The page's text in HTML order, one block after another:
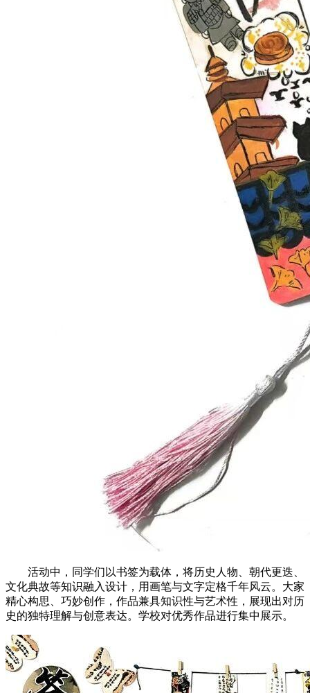
活动中，同学们以书签为载体，将历史人物、朝代更迭、
文化典故等知识融入设计，用画笔与文字定格千年风云。大家
精心构思、巧妙创作，作品兼具知识性与艺术性，展现出对历
史的独特理解与创意表达。学校对优秀作品进行集中展示。